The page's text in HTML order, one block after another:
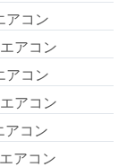
アコン
アコン
アコン
アコン
アコン
アコン